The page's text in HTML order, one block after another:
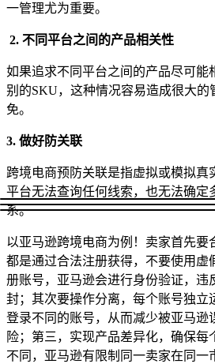
一管理尤为重要。
2. 不同平台之间的产品相关性
如果追求不同平台之间的产品尽可能
别的SKU，这种情况容易造成很大的
免。
3. 做好防关联
跨境电商预防关联是指虚拟或模拟真
平台无法查询任何线索，也无法确定
系。
以亚马逊跨境电商为例！卖家首先要
都是通过合法注册获得，不要使用虚
册账号，亚马逊会进行身份验证，违
封；其次要操作分离，每个账号独立
登录不同的账号，从而减少被亚马逊
险；第三，实现产品差异化，确保每
不同，亚马逊有限制同一卖家在同一